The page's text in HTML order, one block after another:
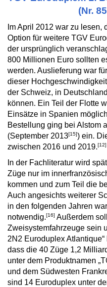
(Nr.
Im April 2012 war zu
Option für weitere TGV
der ursprünglich
800 Millionen Euro sollten
werden. Auslieferung war
dieser
der Schweiz, in
können. Ein Teil der Flotte
Einsätze in Spanien
Bestellung ging bei Alstom
(September 2013[15]) ein.
zwischen 2016 und 2019.[12]
In der Fachliteratur wird
Züge nur im
kommen und zum Teil die
Auch angesichts weiterer
in den folgenden Jahren
notwendig.[16] Außerdem
Zweisystemfahrzeuge sein
2N2 Euroduplex Atlantique“
dass die 40 Züge 1,2
unter dem Produktnamen
und dem Südwesten
sind 14 Euroduplex unter